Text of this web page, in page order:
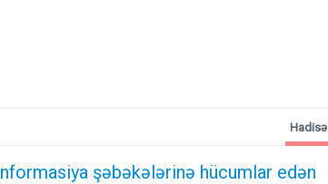
şəbəkələrinə hücumlar edən
Hadisə